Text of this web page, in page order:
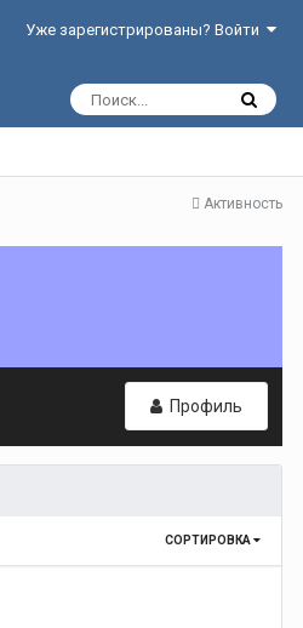
Уже зарегистрированы? Войти
Активность
Профиль
СОРТИРОВКА